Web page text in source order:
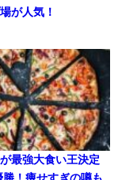
が人気！
最強大食い王決定
！痩せすぎの噂も